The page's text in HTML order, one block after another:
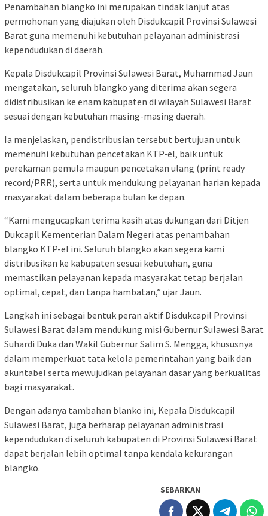
Penambahan blangko ini merupakan tindak lanjut atas
permohonan yang diajukan oleh Disdukcapil Provinsi Sulawesi
Barat guna memenuhi kebutuhan pelayanan administrasi
kependudukan di daerah.
Kepala Disdukcapil Provinsi Sulawesi Barat, Muhammad Jaun
mengatakan, seluruh blangko yang diterima akan segera
didistribusikan ke enam kabupaten di wilayah Sulawesi Barat
sesuai dengan kebutuhan masing-masing daerah.
Ia menjelaskan, pendistribusian tersebut bertujuan untuk
memenuhi kebutuhan pencetakan KTP-el, baik untuk
perekaman pemula maupun pencetakan ulang (print ready
record/PRR), serta untuk mendukung pelayanan harian kepada
masyarakat dalam beberapa bulan ke depan.
“Kami mengucapkan terima kasih atas dukungan dari Ditjen
Dukcapil Kementerian Dalam Negeri atas penambahan
blangko KTP-el ini. Seluruh blangko akan segera kami
distribusikan ke kabupaten sesuai kebutuhan, guna
memastikan pelayanan kepada masyarakat tetap berjalan
optimal, cepat, dan tanpa hambatan,” ujar Jaun.
Langkah ini sebagai bentuk peran aktif Disdukcapil Provinsi
Sulawesi Barat dalam mendukung misi Gubernur Sulawesi Barat
Suhardi Duka dan Wakil Gubernur Salim S. Mengga, khususnya
dalam memperkuat tata kelola pemerintahan yang baik dan
akuntabel serta mewujudkan pelayanan dasar yang berkualitas
bagi masyarakat.
Dengan adanya tambahan blanko ini, Kepala Disdukcapil
Sulawesi Barat, juga berharap pelayanan administrasi
kependudukan di seluruh kabupaten di Provinsi Sulawesi Barat
dapat berjalan lebih optimal tanpa kendala kekurangan
blangko.
SEBARKAN